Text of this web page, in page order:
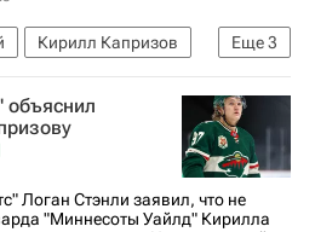
Еще3
Кирилл Капризов
лига (НХЛ)
объяснил
Логан Стэнли заявил, что не
"Миннесоты Уайлд" Кирилла